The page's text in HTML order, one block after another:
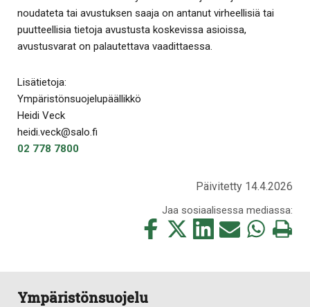
noudateta tai avustuksen saaja on antanut virheellisiä tai
puutteellisia tietoja avustusta koskevissa asioissa,
avustusvarat on palautettava vaadittaessa.
Lisätietoja:
Ympäristönsuojelupäällikkö
Heidi Veck
heidi.veck@salo.fi
02 778 7800
Päivitetty 14.4.2026
Jaa sosiaalisessa mediassa:
Jaa
tämä
Jaa
Jaa
tämä
Jaa
Jaa
Tulosta
Ympäristönsuojelu